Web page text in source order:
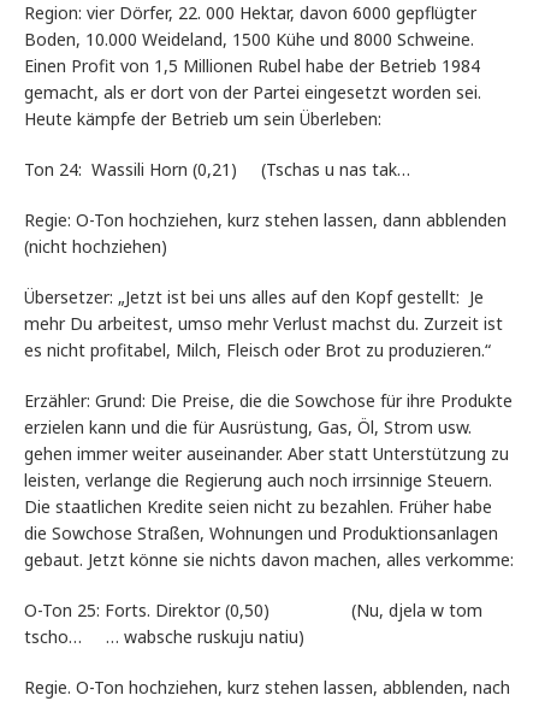
Region: vier Dörfer, 22. 000 Hektar, davon 6000 gepflügter
Boden, 10.000 Weideland, 1500 Kühe und 8000 Schweine.
Einen Profit von 1,5 Millionen Rubel habe der Betrieb 1984
gemacht, als er dort von der Partei eingesetzt worden sei.
Heute kämpfe der Betrieb um sein Überleben:
Ton 24: Wassili Horn (0,21) (Tschas u nas tak…
Regie: O-Ton hochziehen, kurz stehen lassen, dann abblenden
(nicht hochziehen)
Übersetzer: „Jetzt ist bei uns alles auf den Kopf gestellt: Je
mehr Du arbeitest, umso mehr Verlust machst du. Zurzeit ist
es nicht profitabel, Milch, Fleisch oder Brot zu produzieren.“
Erzähler: Grund: Die Preise, die die Sowchose für ihre Produkte
erzielen kann und die für Ausrüstung, Gas, Öl, Strom usw.
gehen immer weiter auseinander. Aber statt Unterstützung zu
leisten, verlange die Regierung auch noch irrsinnige Steuern.
Die staatlichen Kredite seien nicht zu bezahlen. Früher habe
die Sowchose Straßen, Wohnungen und Produktionsanlagen
gebaut. Jetzt könne sie nichts davon machen, alles verkomme:
O-Ton 25: Forts. Direktor (0,50) (Nu, djela w tom
tscho… … wabsche ruskuju natiu)
Regie. O-Ton hochziehen, kurz stehen lassen, abblenden, nach